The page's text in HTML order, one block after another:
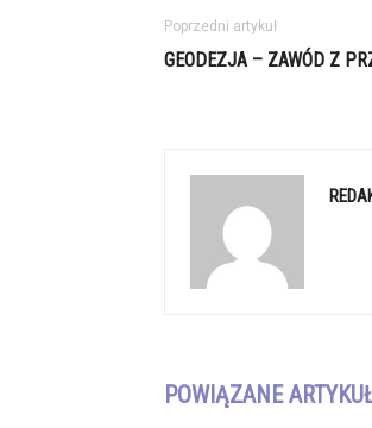
Poprzedni artykuł
GEODEZJA – ZAWÓD Z
POWIĄZANE